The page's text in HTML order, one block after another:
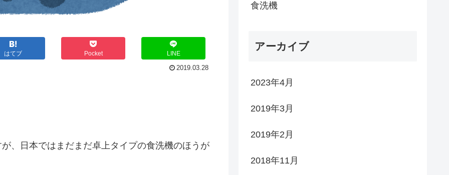
はてブ Pocket LINE
2019.03.28
、日本ではまだまだ卓上タイプの食洗機のほうが
食洗機
アーカイブ
2023年4月
2019年3月
2019年2月
2018年11月